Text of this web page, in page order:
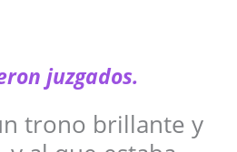
juzgados.
trono brillante y